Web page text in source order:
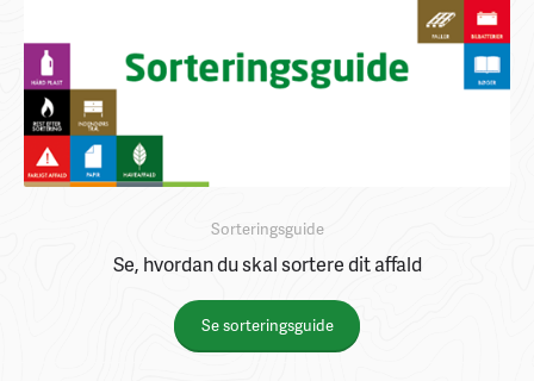
Sorteringsguide
Se, hvordan du skal sortere dit affald
Se sorteringsguide